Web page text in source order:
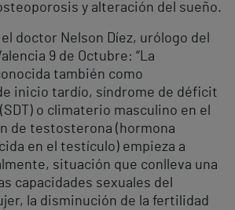
y alteración del sueño.
el doctor Nelson Díez, urólogo del
9 de Octubre: “La
también como
inicio tardío, síndrome de déficit
o climaterio masculino en el
de testosterona (hormona
en el testículo) empieza a
situación que conlleva una
capacidades sexuales del
la disminución de la fertilidad